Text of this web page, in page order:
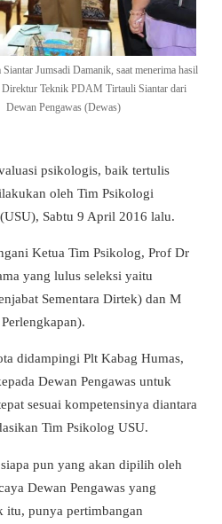
Jumsadi Damanik, saat menerima hasil
Direktur Teknik PDAM Tirtauli Siantar dari
Dewan Pengawas (Dewas)
psikologis, baik tertulis
oleh Tim Psikologi
Sabtu 9 April 2016 lalu.
Ketua Tim Psikolog, Prof Dr
yang lulus seleksi yaitu
Sementara Dirtek) dan M
didampingi Plt Kabag Humas,
Dewan Pengawas untuk
sesuai kompetensinya diantara
Tim Psikolog USU.
pun yang akan dipilih oleh
Dewan Pengawas yang
punya pertimbangan